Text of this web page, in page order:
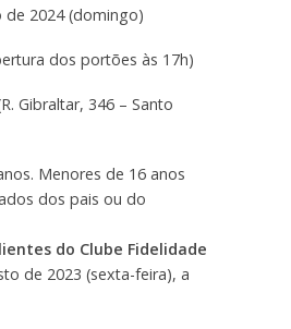
de 2024 (domingo)
dos portões às 17h)
Gibraltar, 346 – Santo
Menores de 16 anos
dos pais ou do
do Clube Fidelidade
de 2023 (sexta-feira), a